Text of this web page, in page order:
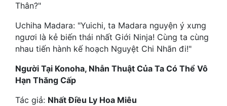
Ngôn Tình
Nữ Cường
Nữ Phụ
Thân?"
Uchiha Madara: "Yuichi, ta Madara nguyện ý xưng
ngươi là kẻ biến thái nhất Giới Ninja! Cùng ta cùng
nhau tiến hành kế hoạch Nguyệt Chi Nhãn đi!"
Người Tại Konoha, Nhẫn Thuật Của Ta Có Thể Vô
Hạn Thăng Cấp
Tác giả: Nhất Điều Ly Hoa Miêu